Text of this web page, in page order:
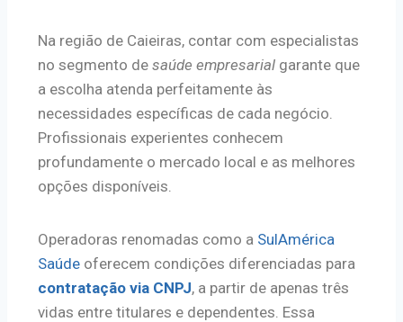
Na região de Caieiras, contar com especialistas
no segmento de saúde empresarial garante que
a escolha atenda perfeitamente às
necessidades específicas de cada negócio.
Profissionais experientes conhecem
profundamente o mercado local e as melhores
opções disponíveis.
Operadoras renomadas como a SulAmérica
Saúde oferecem condições diferenciadas para
contratação via CNPJ, a partir de apenas três
vidas entre titulares e dependentes. Essa